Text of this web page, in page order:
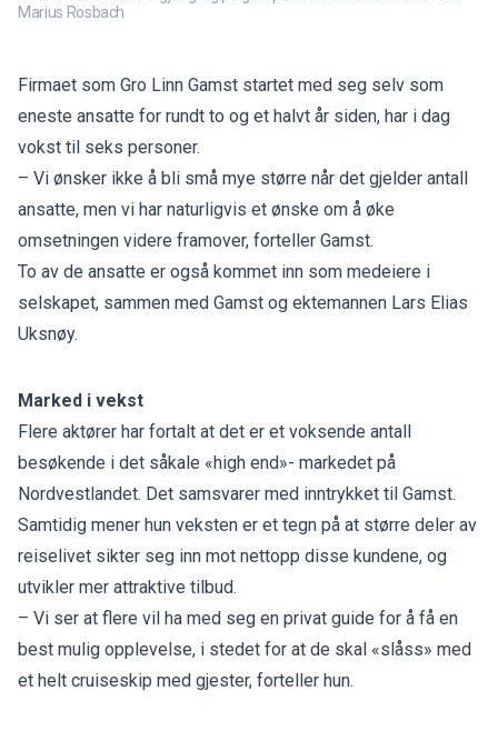
Marius Rosbach
Firmaet som Gro Linn Gamst startet med seg selv som
eneste ansatte for rundt to og et halvt år siden, har i dag
vokst til seks personer.
– Vi ønsker ikke å bli små mye større når det gjelder antall
ansatte, men vi har naturligvis et ønske om å øke
omsetningen videre framover, forteller Gamst.
To av de ansatte er også kommet inn som medeiere i
selskapet, sammen med Gamst og ektemannen Lars Elias
Uksnøy.
Marked i vekst
Flere aktører har fortalt at det er et voksende antall
besøkende i det såkale «high end»- markedet på
Nordvestlandet. Det samsvarer med inntrykket til Gamst.
Samtidig mener hun veksten er et tegn på at større deler av
reiselivet sikter seg inn mot nettopp disse kundene, og
utvikler mer attraktive tilbud.
– Vi ser at flere vil ha med seg en privat guide for å få en
best mulig opplevelse, i stedet for at de skal «slåss» med
et helt cruiseskip med gjester, forteller hun.